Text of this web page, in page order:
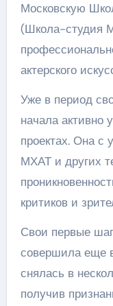
Московскую
(Школа-студия
актерского
Уже в период
начала активно
проектах. Она с
МХАТ и других
критиков и
Свои первые
совершила еще
снялась в
получив